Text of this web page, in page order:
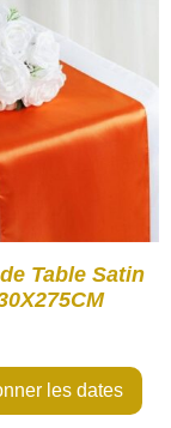
Table Satin
les dates